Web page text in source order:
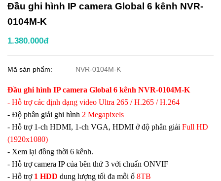
Đầu ghi hình IP camera Global 6 kênh NVR-
0104M-K
1.380.000đ
Mã sản phẩm: NVR-0104M-K
Đầu ghi hình IP camera Global 6 kênh NVR-0104M-K
- Hỗ trợ các định dạng video Ultra 265 / H.265 / H.264
- Độ phân giải ghi hình 2 Megapixels
- Hỗ trợ 1-ch HDMI, 1-ch VGA, HDMI ở độ phân giải Full HD
(1920x1080)
- Xem lại đồng thời 6 kênh.
- Hỗ trợ camera IP của bên thứ 3 với chuẩn ONVIF
- Hỗ trợ 1 HDD dung lượng tối đa mỗi ổ 8TB